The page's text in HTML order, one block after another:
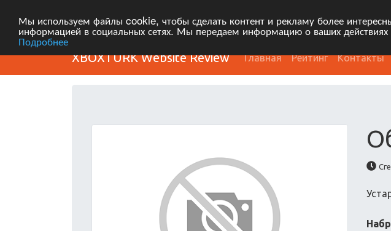
Мы используем файлы cookie, чтобы сделать контент и рекламу более
информацией в социальных сетях. Мы передаем информацию о ваших
Подробнее
XBOXTURK Website Review Главная Рейтинг Контакты